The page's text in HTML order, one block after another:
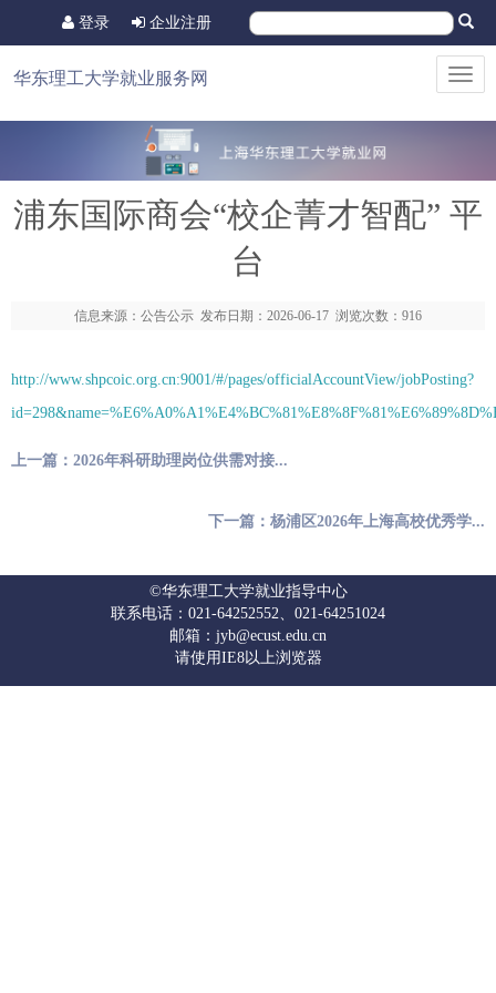
企业注册
登录
华东理工大学就业服务网
浦东国际商会“校企菁才智配” 平
台
信息来源：公告公示 发布日期：2026-06-17 浏览次数：916
http://www.shpcoic.org.cn:9001/#/pages/officialAccountView/jobPosting?
上一篇：2026年科研助理岗位供需对接...
下一篇：杨浦区2026年上海高校优秀学...
©华东理工大学就业指导中心
联系电话：021-64252552、021-64251024
邮箱：jyb@ecust.edu.cn
请使用IE8以上浏览器